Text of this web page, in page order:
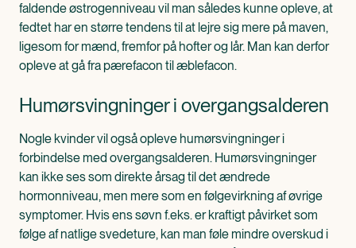
faldende østrogenniveau vil man således kunne opleve, at
fedtet har en større tendens til at lejre sig mere på maven,
ligesom for mænd, fremfor på hofter og lår. Man kan derfor
opleve at gå fra pærefacon til æblefacon.
Humørsvingninger i overgangsalderen
Nogle kvinder vil også opleve humørsvingninger i
forbindelse med overgangsalderen. Humørsvingninger
kan ikke ses som direkte årsag til det ændrede
hormonniveau, men mere som en følgevirkning af øvrige
symptomer. Hvis ens søvn f.eks. er kraftigt påvirket som
følge af natlige svedeture, kan man føle mindre overskud i